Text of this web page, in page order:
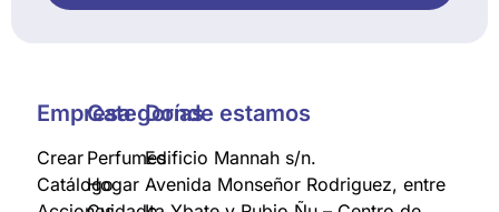
Empresa
Crear
Catálogo
Categorías
Perfumes
Hogar
Donde estamos
Edificio Mannah s/n.
Avenida Monseñor Rodriguez, entre